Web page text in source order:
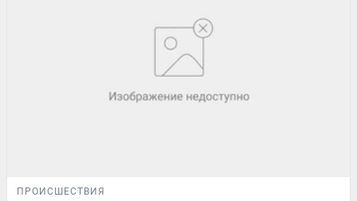
ПРОИСШЕСТВИЯ